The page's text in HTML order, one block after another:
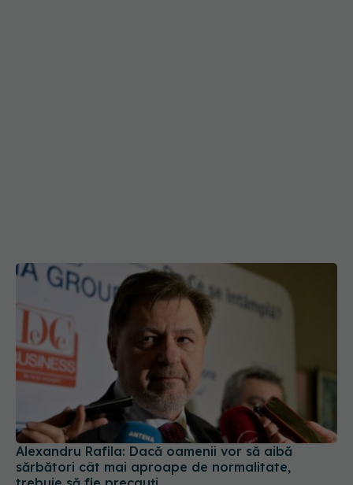
Alexandru Rafila: Dacă oamenii vor să aibă
sărbători cât mai aproape de normalitate,